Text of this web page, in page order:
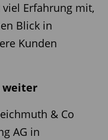
Erfahrung mit,
Blick in
Kunden
weiter
& Co
AG in